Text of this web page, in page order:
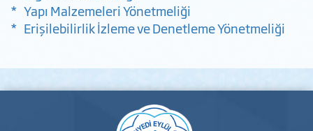
* Yapı Malzemeleri Yönetmeliği
* Erişilebilirlik İzleme ve Denetleme Yönetmeliği